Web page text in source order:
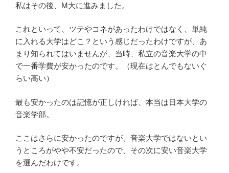
私はその後、M大に進みました。
これといって、ツテやコネがあったわけではなく、単純
に入れる大学はどこ？という感じだったわけですが、あ
まり知られてはいませんが、当時、私立の音楽大学の中
で一番学費が安かったのです。（現在はとんでもないぐ
らい高い）
最も安かったのは記憶が正しければ、本当は日本大学の
音楽学部。
ここはさらに安かったのですが、音楽大学ではないとい
うところがやや不安だったので、その次に安い音楽大学
を選んだわけです。